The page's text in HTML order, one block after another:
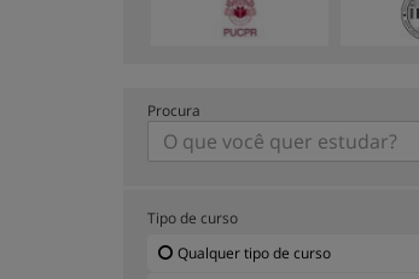
Procura
Tipo de curso
Qualquer tipo de curso